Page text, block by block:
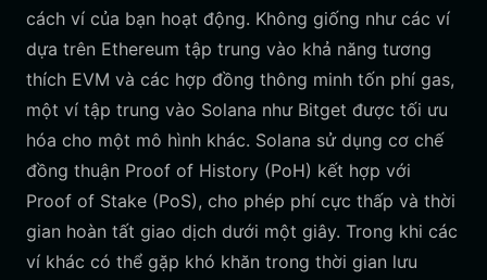
cách ví của bạn hoạt động. Không giống như các ví
dựa trên Ethereum tập trung vào khả năng tương
thích EVM và các hợp đồng thông minh tốn phí gas,
một ví tập trung vào Solana như Bitget được tối ưu
hóa cho một mô hình khác. Solana sử dụng cơ chế
đồng thuận Proof of History (PoH) kết hợp với
Proof of Stake (PoS), cho phép phí cực thấp và thời
gian hoàn tất giao dịch dưới một giây. Trong khi các
ví khác có thể gặp khó khăn trong thời gian lưu